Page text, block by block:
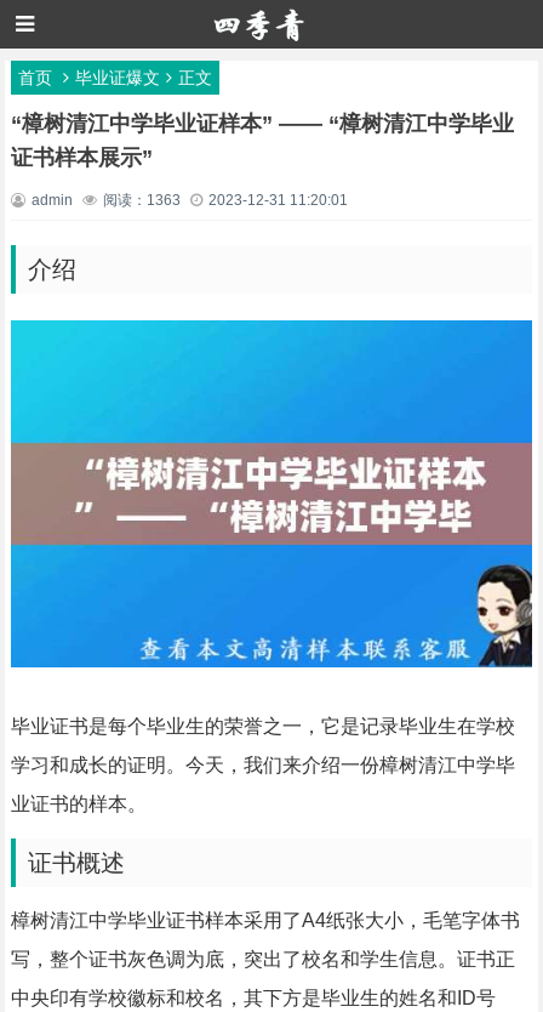
首页 毕业证爆文 正文
“樟树清江中学毕业证样本” —— “樟树清江中学毕业
证书样本展示”
admin 阅读：1363 2023-12-31 11:20:01
介绍
毕业证书是每个毕业生的荣誉之一，它是记录毕业生在学校
学习和成长的证明。今天，我们来介绍一份樟树清江中学毕
业证书的样本。
证书概述
樟树清江中学毕业证书样本采用了A4纸张大小，毛笔字体书
写，整个证书灰色调为底，突出了校名和学生信息。证书正
中央印有学校徽标和校名，其下方是毕业生的姓名和ID号